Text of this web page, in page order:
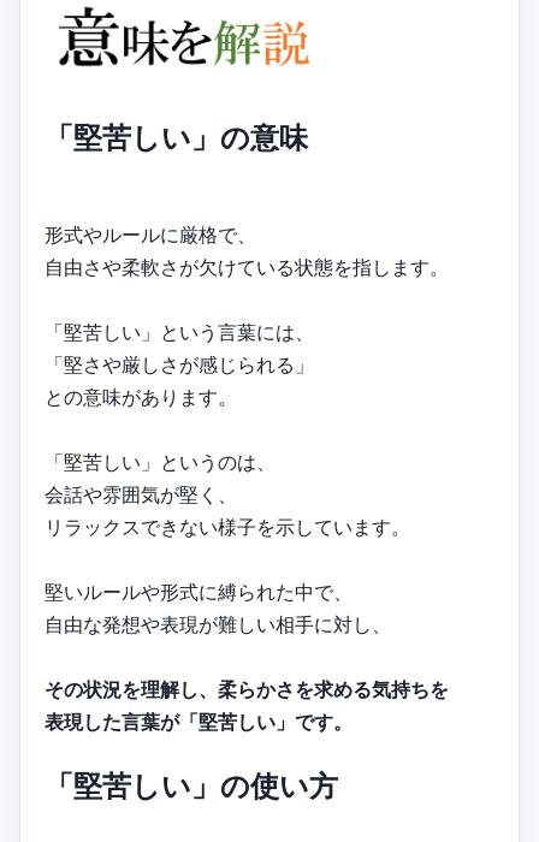
「堅苦しい」の意味
形式やルールに厳格で、
自由さや柔軟さが欠けている状態を指します。
「堅苦しい」という言葉には、
「堅さや厳しさが感じられる」
との意味があります。
「堅苦しい」というのは、
会話や雰囲気が堅く、
リラックスできない様子を示しています。
堅いルールや形式に縛られた中で、
自由な発想や表現が難しい相手に対し、
その状況を理解し、柔らかさを求める気持ちを
表現した言葉が「堅苦しい」です。
「堅苦しい」の使い方